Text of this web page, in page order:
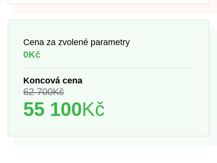
Cena za zvolené parametry
0Kč
Koncová cena
62 700Kč
55 100Kč